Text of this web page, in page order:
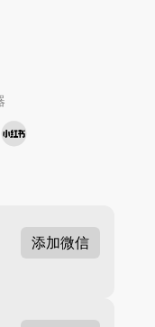
添加微信